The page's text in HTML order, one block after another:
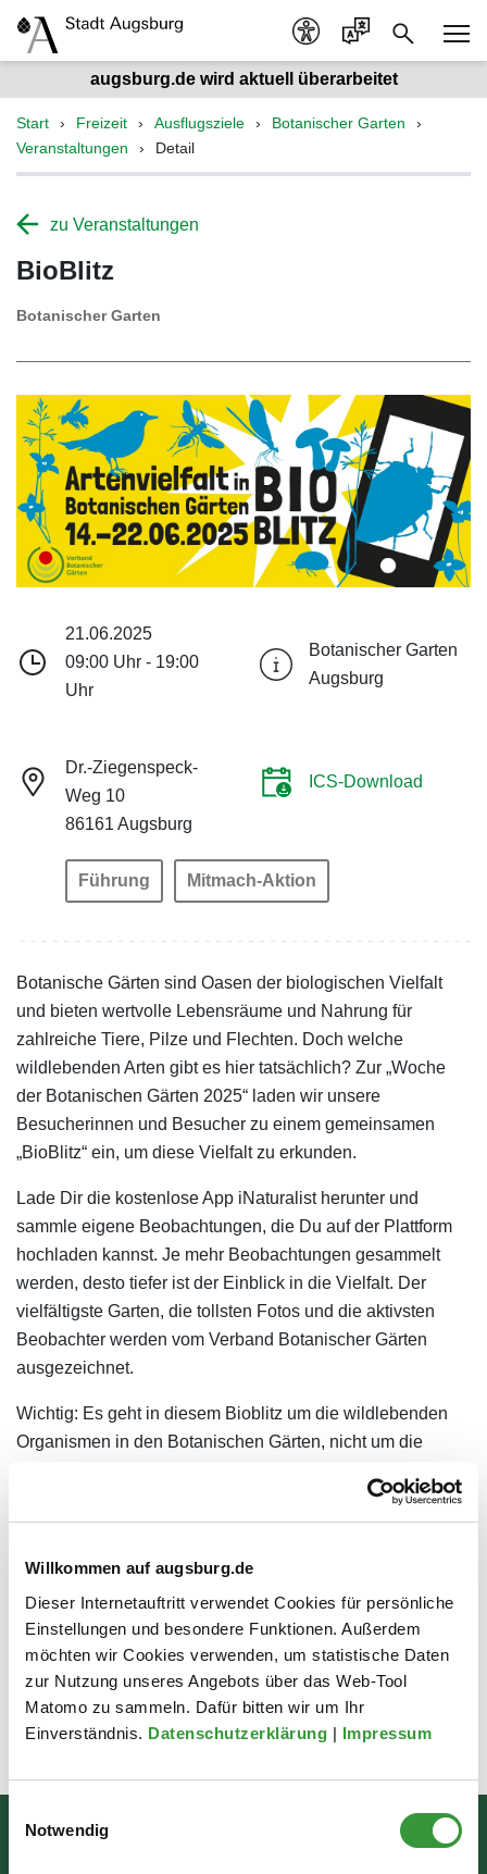
Willkommen auf augsburg.de
Dieser Internetauftritt verwendet Cookies für persönliche
Einstellungen und besondere Funktionen. Außerdem
möchten wir Cookies verwenden, um statistische Daten
zur Nutzung unseres Angebots über das Web-Tool
Matomo zu sammeln. Dafür bitten wir um Ihr
Einverständnis. Datenschutzerklärung | Impressum
Notwendig
augsburg.de wird aktuell überarbeitet
Start Freizeit Ausflugsziele
Botanischer Garten
Veranstaltungen
Detail
zu Veranstaltungen
BioBlitz
Botanischer Garten
21.06.2025
09:00 Uhr - 19:00
Uhr
Botanischer Garten
Augsburg
Dr.-Ziegenspeck-
Weg 10
86161 Augsburg
ICS-Download
Führung Mitmach-Aktion
Botanische Gärten sind Oasen der biologischen Vielfalt
und bieten wertvolle Lebensräume und Nahrung für
zahlreiche Tiere, Pilze und Flechten. Doch welche
wildlebenden Arten gibt es hier tatsächlich? Zur „Woche
der Botanischen Gärten 2025“ laden wir unsere
Besucherinnen und Besucher zu einem gemeinsamen
„BioBlitz“ ein, um diese Vielfalt zu erkunden.
Lade Dir die kostenlose App iNaturalist herunter und
sammle eigene Beobachtungen, die Du auf der Plattform
hochladen kannst. Je mehr Beobachtungen gesammelt
werden, desto tiefer ist der Einblick in die Vielfalt. Der
vielfältigste Garten, die tollsten Fotos und die aktivsten
Beobachter werden vom Verband Botanischer Gärten
ausgezeichnet.
Wichtig: Es geht in diesem Bioblitz um die wildlebenden
Organismen in den Botanischen Gärten, nicht um die
Artenvielfalt unserer Lechheide oder in die Grundlagen zur
Bestimmung von Blütenpflanzen finden ebenfalls in dieser
Woche statt.
Bürgerinformation